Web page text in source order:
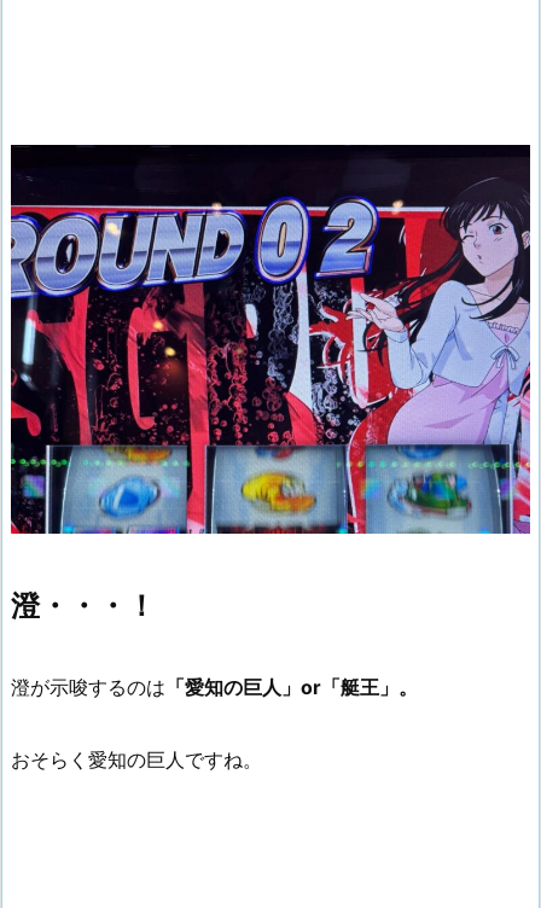
澄・・・！
澄が示唆するのは 「愛知の巨人」or「艇王」。
おそらく愛知の巨人ですね。